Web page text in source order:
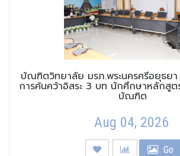
บัณฑิตวิทยาลัย มรภ.พระนครศรีอยุธยา
การค้นคว้าอิสระ 3 บท นักศึกษาหลักสูต
บัณฑิต
Aug 04, 2026
Go